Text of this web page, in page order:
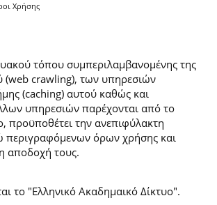
Χρήσης
τόπου συμπεριλαμβανομένης της
(web crawling), των υπηρεσιών
(caching) αυτού καθώς και
υπηρεσιών παρέχονται από το
προϋποθέτει την ανεπιφύλακτη
όρων χρήσης και
αποδοχή τους.
το "Ελληνικό Ακαδημαικό Δίκτυο".